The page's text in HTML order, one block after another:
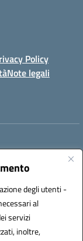
degli utenti -
al
servizi
inoltre,
Policy
Note legali